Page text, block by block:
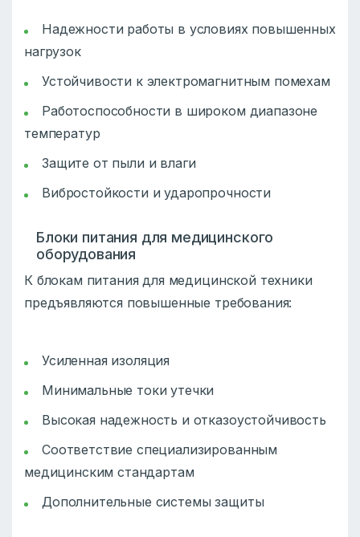
Надежности работы в условиях повышенных
нагрузок
Устойчивости к электромагнитным помехам
Работоспособности в широком диапазоне
температур
Защите от пыли и влаги
Вибростойкости и ударопрочности
Блоки питания для медицинского
оборудования
К блокам питания для медицинской техники
предъявляются повышенные требования:
Усиленная изоляция
Минимальные токи утечки
Высокая надежность и отказоустойчивость
Соответствие специализированным
медицинским стандартам
Дополнительные системы защиты